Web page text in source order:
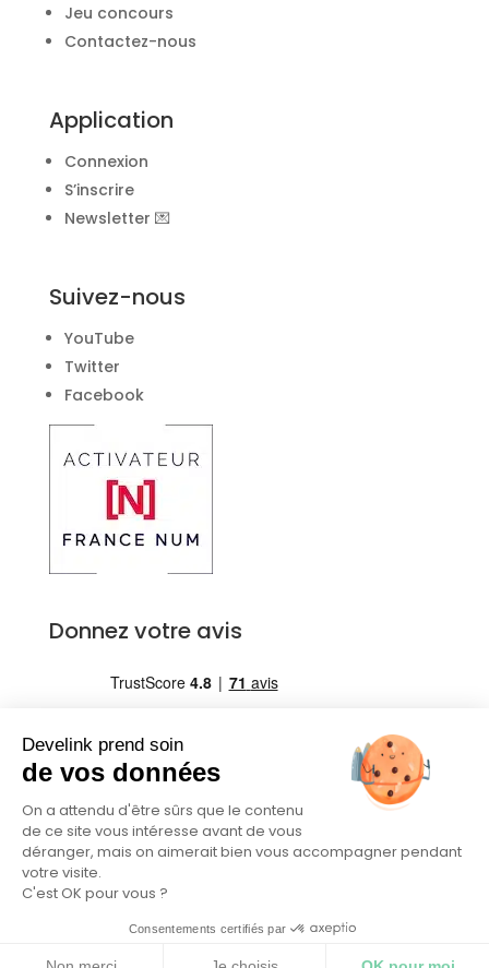
Jeu concours
Contactez-nous
Application
Connexion
S’inscrire
Newsletter 💌
Suivez-nous
YouTube
Twitter
Facebook
Donnez votre avis
© Develink 2021 |
Conditions de paiement des éditeurs
Develink prend soin
de vos données
On a attendu d'être sûrs que le contenu
de ce site vous intéresse avant de vous
déranger, mais on aimerait bien vous accompagner pendant
votre visite.
C'est OK pour vous ?
Consentements certifiés par